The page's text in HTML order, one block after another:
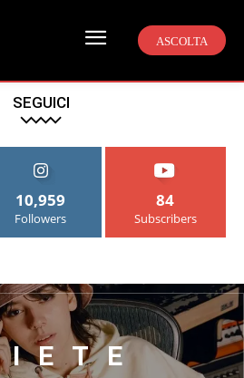
ASCOLTA
SEGUICI
10,959
Followers
84
Subscribers